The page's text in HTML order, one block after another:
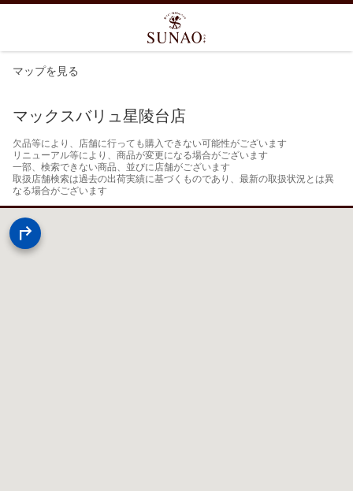
マップを見る
マックスバリュ星陵台店
欠品等により、店舗に行っても購入できない可能性がございます
リニューアル等により、商品が変更になる場合がございます
一部、検索できない商品、並びに店舗がございます
取扱店舗検索は過去の出荷実績に基づくものであり、最新の取扱状況とは異
なる場合がございます